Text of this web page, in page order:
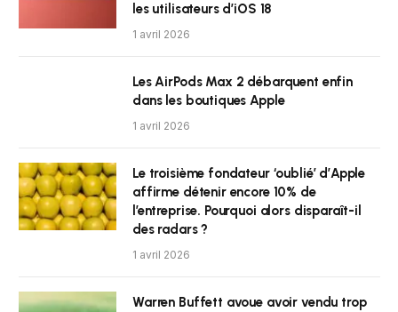
les utilisateurs d’iOS 18
1 avril 2026
Les AirPods Max 2 débarquent enfin
dans les boutiques Apple
1 avril 2026
Le troisième fondateur ‘oublié’ d’Apple
affirme détenir encore 10% de
l’entreprise. Pourquoi alors disparaît-il
des radars ?
1 avril 2026
Warren Buffett avoue avoir vendu trop